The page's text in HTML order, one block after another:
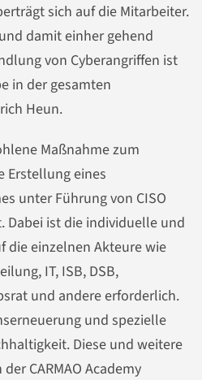
sich auf die Mitarbeiter.
damit einher gehend
von Cyberangriffen ist
in der gesamten
Heun.
Maßnahme zum
Erstellung eines
unter Führung von CISO
Dabei ist die individuelle und
die einzelnen Akteure wie
IT, ISB, DSB,
und andere erforderlich.
und spezielle
Diese und weitere
CARMAO Academy